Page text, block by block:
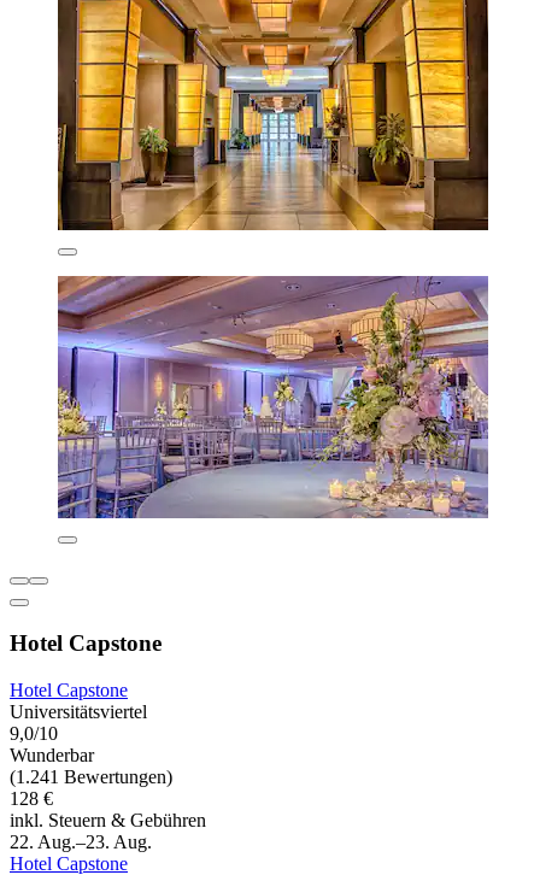
Hotel Capstone
Hotel Capstone
Universitätsviertel
9,0/10
Wunderbar
(1.241 Bewertungen)
128 €
inkl. Steuern & Gebühren
22. Aug.–23. Aug.
Hotel Capstone